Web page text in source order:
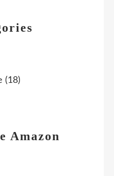
(18)
Amazon